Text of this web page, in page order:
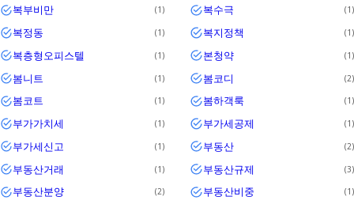
복부비만 1 복수극 1
복정동 1 복지정책 1
복층형오피스텔 1 본청약 1
봄니트 1 봄코디 2
봄코트 1 봄하객룩 1
부가가치세 1 부가세공제 1
부가세신고 1 부동산 2
부동산거래 1 부동산규제 3
부동산분양 2 부동산비중 1